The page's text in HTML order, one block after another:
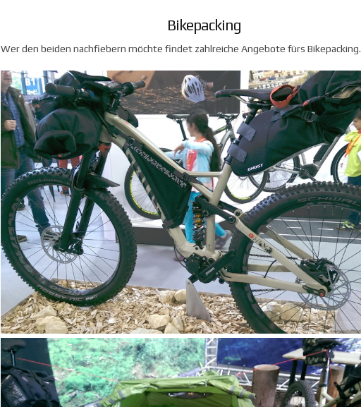
Bikepacking
Wer den beiden nachfiebern möchte findet zahlreiche Angebote fürs Bikepacking.